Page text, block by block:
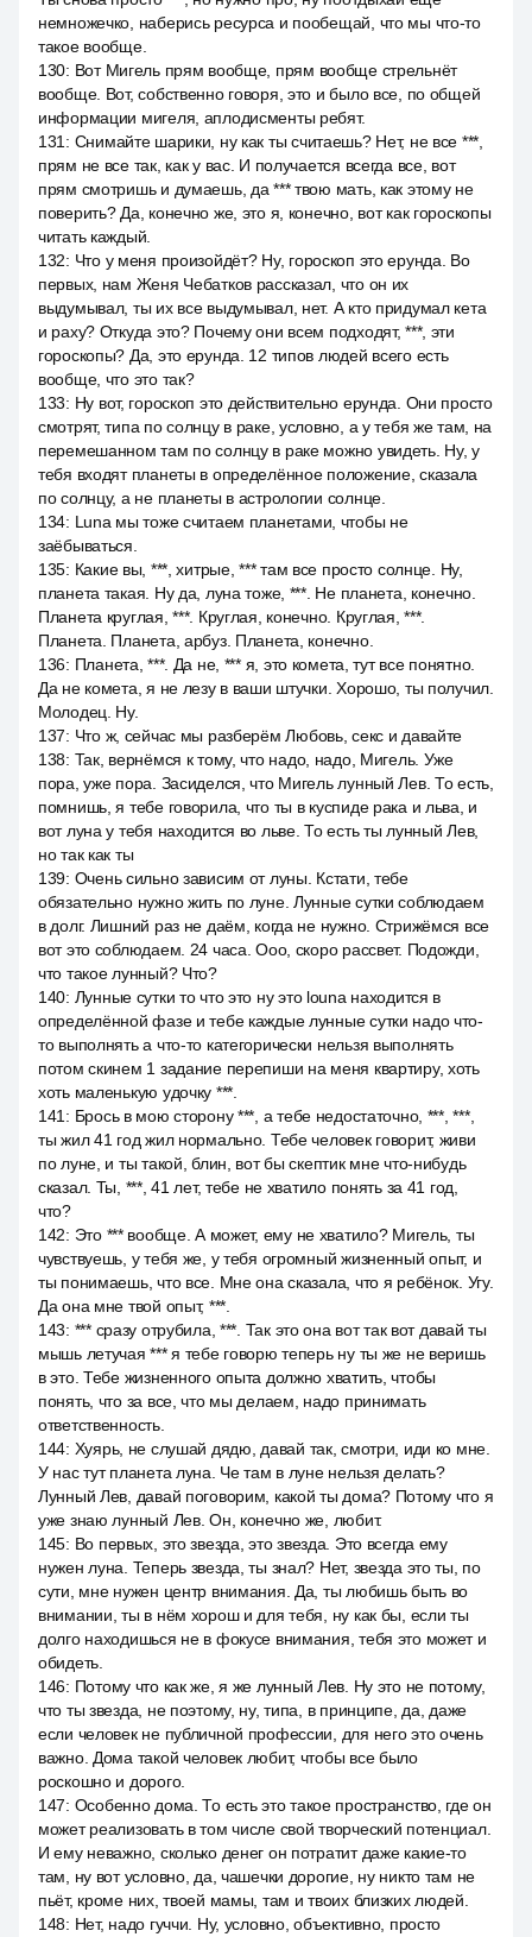
немножечко, наберись ресурса и пообещай, что мы что-то
такое вообще.
130: Вот Мигель прям вообще, прям вообще стрельнёт
вообще. Вот, собственно говоря, это и было все, по общей
информации мигеля, аплодисменты ребят.
131 : Снимайте шарики, ну как ты считаешь? Нет, не все ***,
прям не все так, как у вас. И получается всегда все, вот
прям смотришь и думаешь, да *** твою мать, как этому не
поверить? Да, конечно же, это я, конечно, вот как гороскопы
читать каждый.
132: Что у меня произойдёт? Ну, гороскоп это ерунда. Во
первых, нам Женя Чебатков рассказал, что он их
выдумывал, ты их все выдумывал, нет. А кто придумал кета
и раху? Откуда это? Почему они всем подходят, ***, эти
гороскопы? Да, это ерунда. 12 типов людей всего есть
вообще, что это так?
133: Ну вот, гороскоп это действительно ерунда. Они просто
смотрят, типа по солнцу в раке, условно, а у тебя же там, на
перемешанном там по солнцу в раке можно увидеть. Ну, у
тебя входят планеты в определённое положение, сказала
по солнцу, а не планеты в астрологии солнце.
134: Luna мы тоже считаем планетами, чтобы не
заёбываться.
135: Какие вы, ***, хитрые, *** там все просто солнце. Ну,
планета такая. Ну да, луна тоже, ***. Не планета, конечно.
Планета круглая, ***. Круглая, конечно. Круглая, ***.
Планета. Планета, арбуз. Планета, конечно.
136: Планета, ***. Да не, *** я, это комета, тут все понятно.
Да не комета, я не лезу в ваши штучки. Хорошо, ты получил.
Молодец. Ну.
137: Что ж, сейчас мы разберём Любовь, секс и давайте
138: Так, вернёмся к тому, что надо, надо, Мигель. Уже
пора, уже пора. Засиделся, что Мигель лунный Лев. То есть,
помнишь, я тебе говорила, что ты в куспиде рака и льва, и
вот луна у тебя находится во льве. То есть ты лунный Лев,
но так как ты
139: Очень сильно зависим от луны. Кстати, тебе
обязательно нужно жить по луне. Лунные сутки соблюдаем
в долг. Лишний раз не даём, когда не нужно. Стрижёмся все
вот это соблюдаем. 24 часа. Ооо, скоро рассвет. Подожди,
что такое лунный? Что?
140: Лунные сутки то что это ну это louna находится в
определённой фазе и тебе каждые лунные сутки надо что-
то выполнять а что-то категорически нельзя выполнять
потом скинем 1 задание перепиши на меня квартиру, хоть
хоть маленькую удочку ***.
141 : Брось в мою сторону ***, а тебе недостаточно, ***, ***,
ты жил 41 год жил нормально. Тебе человек говорит, живи
по луне, и ты такой, блин, вот бы скептик мне что-нибудь
сказал. Ты, ***, 41 лет, тебе не хватило понять за 41 год,
что?
142: Это *** вообще. А может, ему не хватило? Мигель, ты
чувствуешь, у тебя же, у тебя огромный жизненный опыт, и
ты понимаешь, что все. Мне она сказала, что я ребёнок. Угу.
Да она мне твой опыт, ***.
143: *** сразу отрубила, ***. Так это она вот так вот давай ты
мышь летучая *** я тебе говорю теперь ну ты же не веришь
в это. Тебе жизненного опыта должно хватить, чтобы
понять, что за все, что мы делаем, надо принимать
ответственность.
144: Хуярь, не слушай дядю, давай так, смотри, иди ко мне.
У нас тут планета луна. Че там в луне нельзя делать?
Лунный Лев, давай поговорим, какой ты дома? Потому что я
уже знаю лунный Лев. Он, конечно же, любит.
145: Во первых, это звезда, это звезда. Это всегда ему
нужен луна. Теперь звезда, ты знал? Нет, звезда это ты, по
сути, мне нужен центр внимания. Да, ты любишь быть во
внимании, ты в нём хорош и для тебя, ну как бы, если ты
долго находишься не в фокусе внимания, тебя это может и
обидеть.
146: Потому что как же, я же лунный Лев. Ну это не потому,
что ты звезда, не поэтому, ну, типа, в принципе, да, даже
если человек не публичной профессии, для него это очень
важно. Дома такой человек любит, чтобы все было
роскошно и дорого.
147: Особенно дома. То есть это такое пространство, где он
может реализовать в том числе свой творческий потенциал.
И ему неважно, сколько денег он потратит даже какие-то
там, ну вот условно, да, чашечки дорогие, ну никто там не
пьёт, кроме них, твоей мамы, там и твоих близких людей.
148: Нет, надо гуччи. Ну, условно, объективно, просто